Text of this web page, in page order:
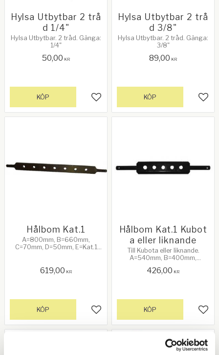
Hylsa Utbytbar 2 trå
d 1/4"
Hylsa Utbytbar. 2 tråd. Gänga:
1/4"
50,00 KR
Lägg till i favoriter
KÖP
Hylsa Utbytbar 2 trå
d 3/8"
Hylsa Utbytbar. 2 tråd. Gänga:
3/8"
89,00 KR
KÖP
Hålbom Kat.1
A=800mm, B=660mm,
C=70mm, D=50mm, E=Kat.1
Användbar längd: 760mm. Se
bild 2.
619,00 KR
Lägg till i favoriter
KÖP
Hålbom Kat.1 Kubot
a eller liknande
Till Kubota eller liknande.
A=540mm, B=400mm,
22mm (7/8"), F=12mm, G=7 hål.
426,00 KR
KÖP